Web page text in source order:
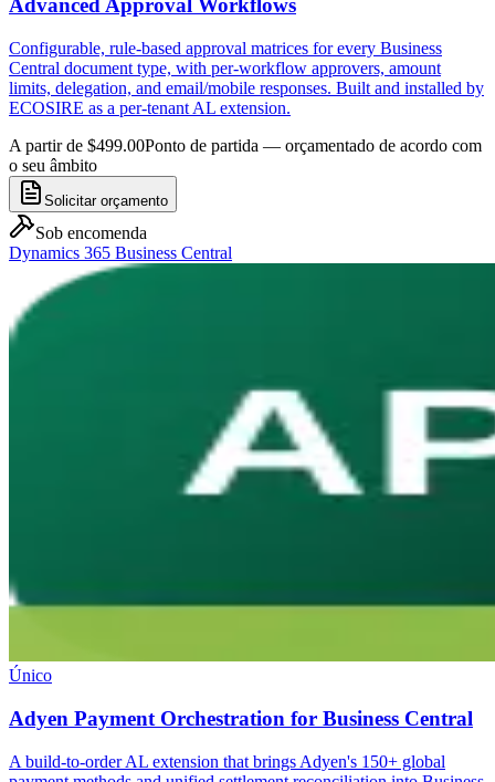
Advanced Approval Workflows
Configurable, rule-based approval matrices for every Business
Central document type, with per-workflow approvers, amount
limits, delegation, and email/mobile responses. Built and installed by
ECOSIRE as a per-tenant AL extension.
A partir de $499.00Ponto de partida — orçamentado de acordo com
o seu âmbito
Solicitar orçamento
Sob encomenda
Dynamics 365 Business Central
Único
Adyen Payment Orchestration for Business Central
A build-to-order AL extension that brings Adyen's 150+ global